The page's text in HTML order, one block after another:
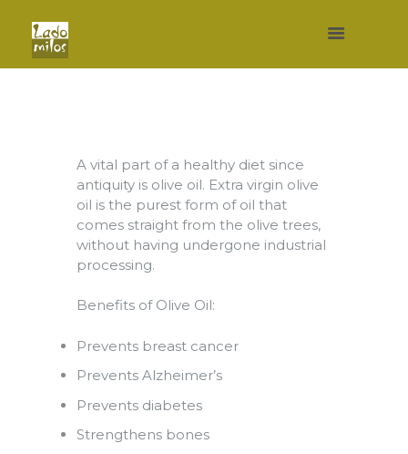
A vital part of a healthy diet since
antiquity is olive oil. Extra virgin olive
oil is the purest form of oil that
comes straight from the olive trees,
without having undergone industrial
processing.
Benefits of Olive Oil:
Prevents breast cancer
Prevents Alzheimer’s
Prevents diabetes
Strengthens bones